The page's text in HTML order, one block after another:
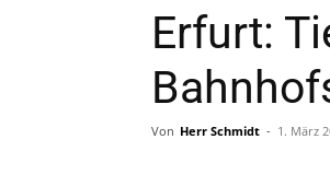
Erfurt:
Von Herr Schmidt - 1. März